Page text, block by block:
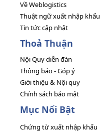
Về Weblogistics
Thuật ngữ xuất nhập khẩu
Tin tức cập nhật
Thoả Thuận
Nội Quy diễn đàn
Thông báo - Góp ý
Giới thiệu & Nội quy
Chính sách bảo mật
Mục Nổi Bật
Chứng từ xuất nhập khẩu